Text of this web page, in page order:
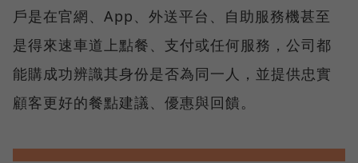
戶是在官網、App、外送平台、自助服務機甚至
是得來速車道上點餐、支付或任何服務，公司都
能購成功辨識其身份是否為同一人，並提供忠實
顧客更好的餐點建議、優惠與回饋。